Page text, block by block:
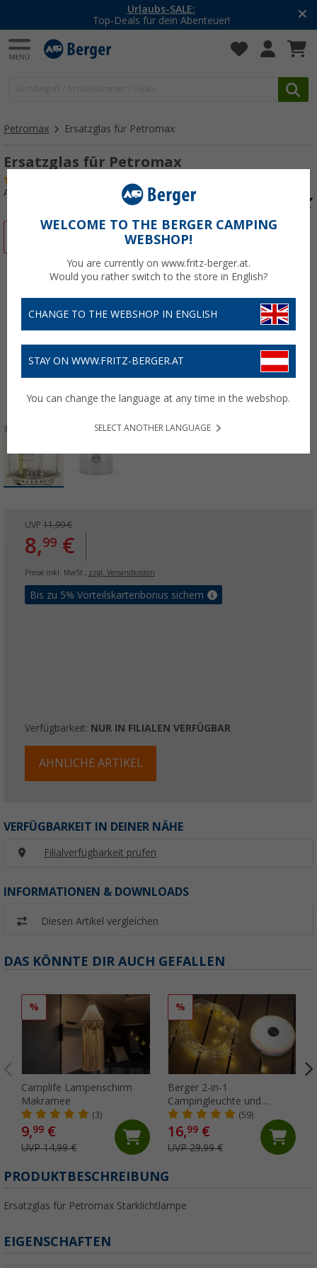
-20% auf Kleidung und Schuhe
Mit dem Aktionscode
Petromax Ersatzglas für Petromax
Ersatzglas für Petromax
Art.-Nr.: 440610
UVP 11,99 €
8,99 €
Preise inkl. MwSt., zzgl. Versandkosten
Bis zu 5% Vorteilskartenbonus sichern
Verfügbarkeit: NUR IN FILIALEN VERFÜGBAR
ÄHNLICHE ARTIKEL
VERFÜGBARKEIT IN DEINER NÄHE
Filialverfügbarkeit prüfen
INFORMATIONEN & DOWNLOADS
Diesen Artikel vergleichen
DAS KÖNNTE DIR AUCH GEFALLEN
%
Camplife Lampenschirm
Makramee
(3)
9,99 €
UVP 14,99 €
%
Berger 2-in-1
Campingleuchte und
Lichterkette (Länge 10 m)
(59)
16,99€
UVP 29,99 €
PRODUKTBESCHREIBUNG
Ersatzglas für Petromax Starklichtlampe
EIGENSCHAFTEN
WELCOME TO THE BERGER CAMPING
WEBSHOP!
You are currently on www.fritz-berger.at.
Would you rather switch to the store in English?
CHANGE TO THE WEBSHOP IN ENGLISH
STAY ON WWW.FRITZ-BERGER.AT
You can change the language at any time in the webshop.
SELECT ANOTHER LANGUAGE